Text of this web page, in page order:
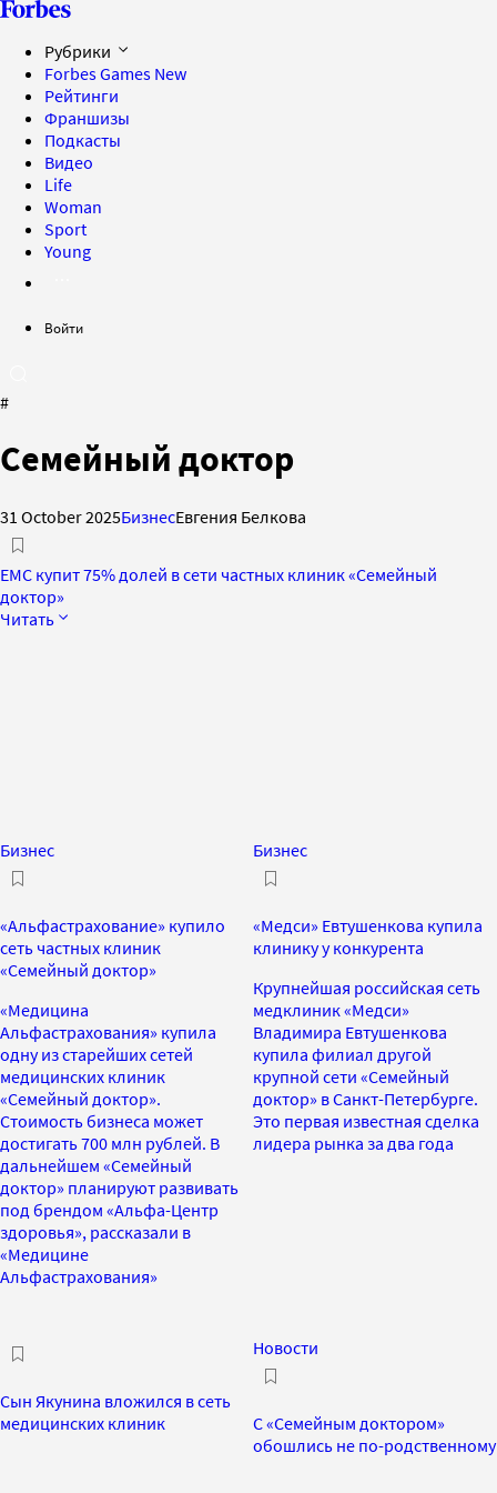
Рубрики
Forbes Games New
Рейтинги
Франшизы
Подкасты
Видео
Life
Woman
Sport
Young
Войти
#
Семейный доктор
31 October 2025БизнесЕвгения Белкова
ЕМС купит 75% долей в сети частных клиник «Семейный
доктор»
Читать
Бизнес
«Альфастрахование» купило
сеть частных клиник
«Семейный доктор»
«Медицина
Альфастрахования» купила
одну из старейших сетей
медицинских клиник
«Семейный доктор».
Стоимость бизнеса может
достигать 700 млн рублей. В
дальнейшем «Семейный
доктор» планируют развивать
под брендом «Альфа-Центр
здоровья», рассказали в
«Медицине
Альфастрахования»
Бизнес
«Медси» Евтушенкова купила
клинику у конкурента
Крупнейшая российская сеть
медклиник «Медси»
Владимира Евтушенкова
купила филиал другой
крупной сети «Семейный
доктор» в Санкт-Петербурге.
Это первая известная сделка
лидера рынка за два года
Сын Якунина вложился в сеть
медицинских клиник
Новости
С «Семейным доктором»
обошлись не по-родственному